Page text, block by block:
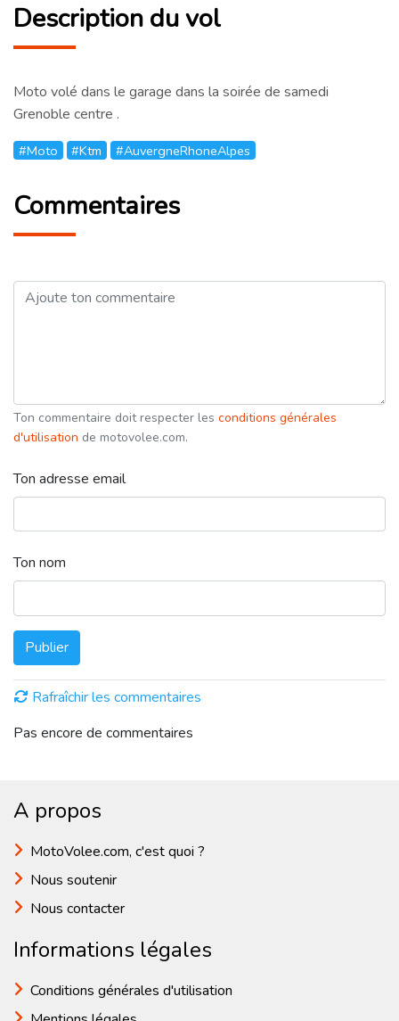
Description du vol
Moto volé dans le garage dans la soirée de samedi
Grenoble centre .
#Moto #Ktm #AuvergneRhoneAlpes
Commentaires
Ton commentaire doit respecter les conditions générales
d'utilisation de motovolee.com.
Ton adresse email
Ton nom
Publier
Rafraîchir les commentaires
Pas encore de commentaires
A propos
MotoVolee.com, c'est quoi ?
Nous soutenir
Nous contacter
Informations légales
Conditions générales d'utilisation